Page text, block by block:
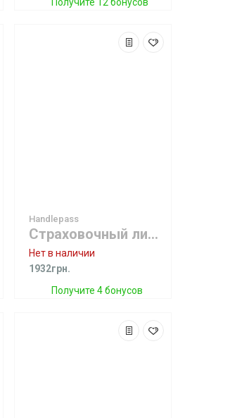
Handlepass
Страховочный лиш Handlepass Leash BLUE
Нет в наличии
1932грн.
Получите 4 бонусов